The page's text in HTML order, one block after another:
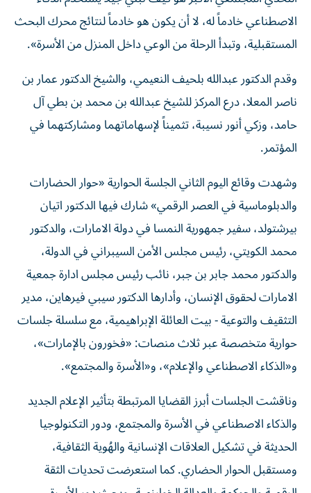
الاصطناعي خادماً له، لا أن يكون هو خادماً لنتائج محرك البحث
المستقبلية، وتبدأ الرحلة من الوعي داخل المنزل من الأسرة».
وقدم الدكتور عبدالله بلحيف النعيمي، والشيخ الدكتور عمار بن
ناصر المعلا، درع المركز للشيخ عبدالله بن محمد بن بطي آل
حامد، وزكي أنور نسيبة، تثميناً لإسهاماتهما ومشاركتهما في
المؤتمر.
وشهدت وقائع اليوم الثاني الجلسة الحوارية «حوار الحضارات
والدبلوماسية في العصر الرقمي» شارك فيها الدكتور اتيان
بيرشتولد، سفير جمهورية النمسا في دولة الامارات، والدكتور
محمد الكويتي، رئيس مجلس الأمن السيبراني في الدولة،
والدكتور محمد جابر بن جبر، نائب رئيس مجلس ادارة جمعية
الامارات لحقوق الإنسان، وأدارها الدكتور سيبي فيرهاين، مدير
التثقيف والتوعية - بيت العائلة الإبراهيمية، مع سلسلة جلسات
حوارية متخصصة عبر ثلاث منصات: «فخورون بالإمارات»،
و«الذكاء الاصطناعي والإعلام»، و«الأسرة والمجتمع».
وناقشت الجلسات أبرز القضايا المرتبطة بتأثير الإعلام الجديد
والذكاء الاصطناعي في الأسرة والمجتمع، ودور التكنولوجيا
الحديثة في تشكيل العلاقات الإنسانية والهُوية الثقافية،
ومستقبل الحوار الحضاري. كما استعرضت تحديات الثقة